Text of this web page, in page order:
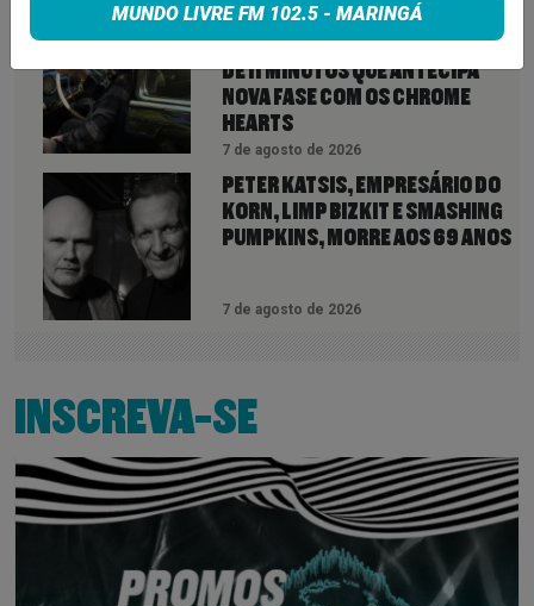
NEIL YOUNG ANUNCIA ÁLBUM
‘SECOND SONG’ E LANÇA FAIXA
DE 11 MINUTOS QUE ANTECIPA
NOVA FASE COM OS CHROME
HEARTS
7 de agosto de 2026
PETER KATSIS, EMPRESÁRIO DO
KORN, LIMP BIZKIT E SMASHING
PUMPKINS, MORRE AOS 69 ANOS
7 de agosto de 2026
INSCREVA-SE
MUNDO LIVRE FM 102.5 - MARINGÁ